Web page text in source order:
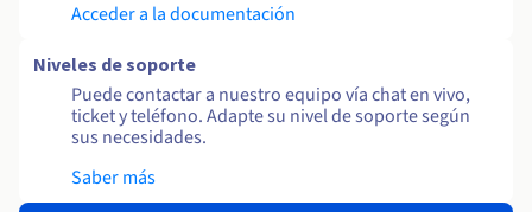
Acceder a la documentación
Niveles de soporte
Puede contactar a nuestro equipo vía chat en vivo,
ticket y teléfono. Adapte su nivel de soporte según
sus necesidades.
Saber más